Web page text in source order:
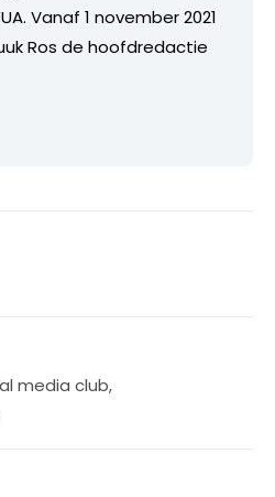
Vanaf 1 november 2021
Ros de hoofdredactie
media club,